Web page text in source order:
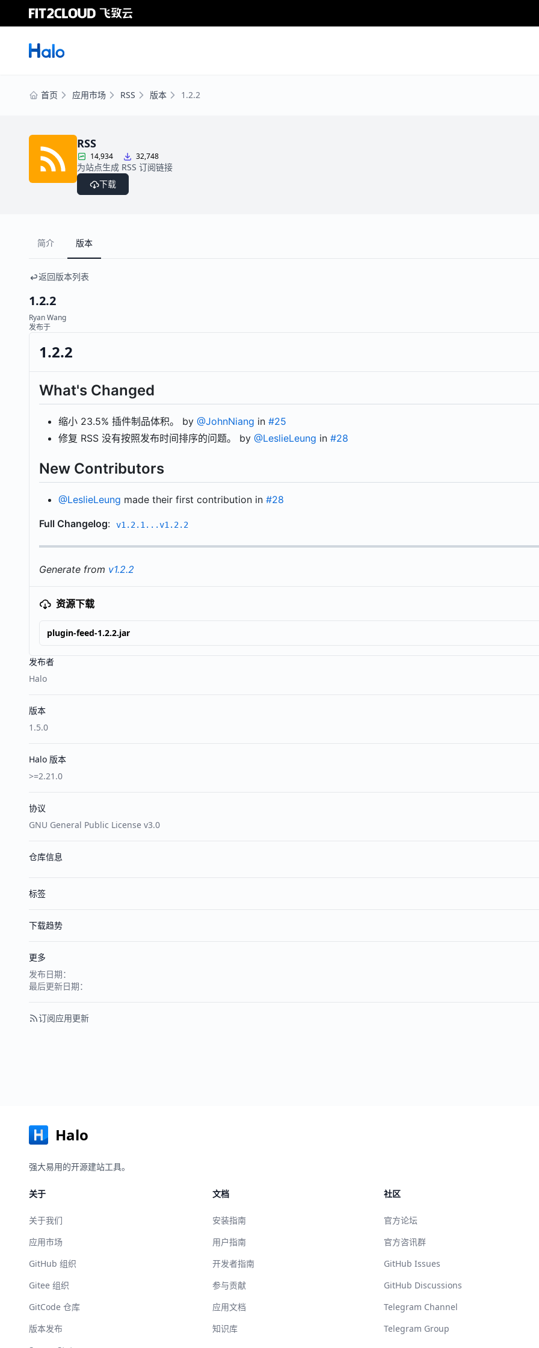
首页 应用市场 RSS 版本 1.2.2
RSS
14,934 32,748
为站点生成 RSS 订阅链接
下载
发布者
Halo
版本
1.5.0
Halo 版本
>=2.21.0
协议
GNU General Public License v3.0
仓库信息
标签
下载趋势
更多
发布日期：
最后更新日期：
订阅应用更新
简介 版本
返回版本列表
1.2.2
Ryan Wang
发布于
1.2.2
What's Changed
缩小 23.5% 插件制品体积。 by @JohnNiang in #25
修复 RSS 没有按照发布时间排序的问题。 by @LeslieLeung in #28
New Contributors
@LeslieLeung made their first contribution in #28
Full Changelog: v1.2.1...v1.2.2
Generate from v1.2.2
资源下载
plugin-feed-1.2.2.jar
Halo
强大易用的开源建站工具。
关于
关于我们
应用市场
GitHub 组织
Gitee 组织
GitCode 仓库
版本发布
文档
安装指南
用户指南
开发者指南
参与贡献
应用文档
知识库
社区
官方论坛
官方咨讯群
GitHub Issues
GitHub Discussions
Telegram Channel
Telegram Group